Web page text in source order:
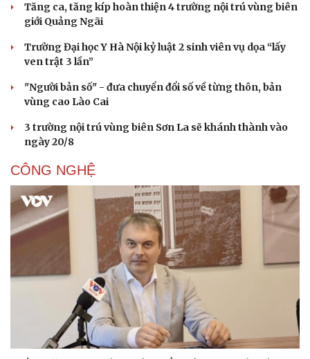
Tăng ca, tăng kíp hoàn thiện 4 trường nội trú vùng biên
giới Quảng Ngãi
Trường Đại học Y Hà Nội kỷ luật 2 sinh viên vụ dọa “lấy
ven trật 3 lần”
"Người bản số" - đưa chuyển đổi số về từng thôn, bản
vùng cao Lào Cai
3 trường nội trú vùng biên Sơn La sẽ khánh thành vào
ngày 20/8
CÔNG NGHỆ